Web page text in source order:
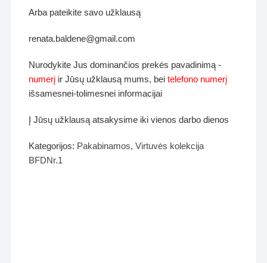
Arba pateikite savo užklausą
renata.baldene@gmail.com
Nurodykite Jus dominančios prekės pavadinimą -
numerį ir Jūsų užklausą mums, beitelefono numerį
išsamesnei-tolimesnei informacijai
Į Jūsų užklausą atsakysime iki vienos darbo dienos
Kategorijos: Pakabinamos,Virtuvės kolekcija
BFDNr.1